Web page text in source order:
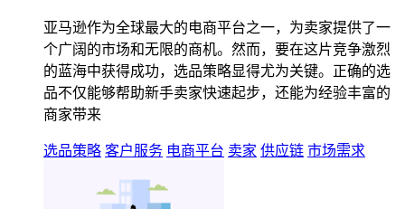
亚马逊作为全球最大的电商平台之一，为卖家提供了一
个广阔的市场和无限的商机。然而，要在这片竞争激烈
的蓝海中获得成功，选品策略显得尤为关键。正确的选
品不仅能够帮助新手卖家快速起步，还能为经验丰富的
商家带来
选品策略 客户服务 电商平台 卖家 供应链 市场需求